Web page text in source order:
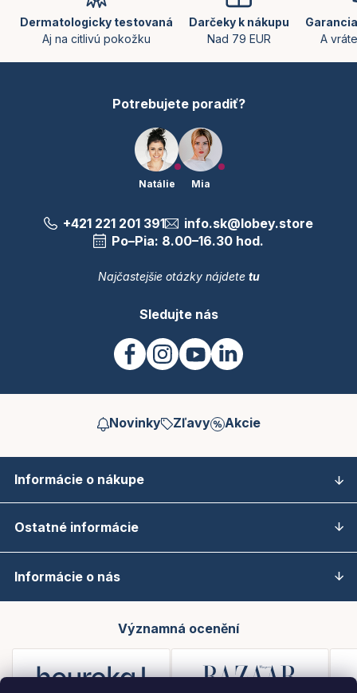
Dermatologicky testovaná
Aj na citlivú pokožku
Darčeky k nákupu
Nad 79 EUR
A
Potrebujete poradiť?
Natálie Mia
+421 221 201 391
info.sk@lobey.store
Po–Pia: 8.00–16.30 hod.
Najčastejšie otázky nájdete tu
Sledujte nás
Novinky Zľavy Akcie
Informácie o nákupe
Ostatné informácie
Informácie o nás
Významná ocenění